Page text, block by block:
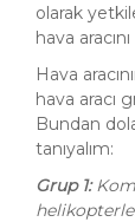
olarak
hava
Hava
hava aracı
Bundan
tanıyalım:
Grup 1: